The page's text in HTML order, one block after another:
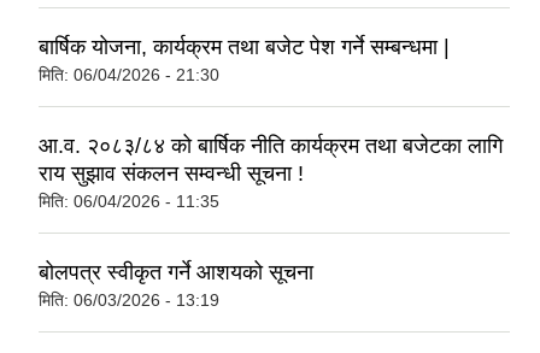
बार्षिक योजना, कार्यक्रम तथा बजेट पेश गर्ने सम्बन्धमा |
मिति: 06/04/2026 - 21:30
आ.व. २०८३/८४ को बार्षिक नीति कार्यक्रम तथा बजेटका लागि
राय सुझाव संकलन सम्वन्धी सूचना !
मिति: 06/04/2026 - 11:35
बोलपत्र स्वीकृत गर्ने आशयको सूचना
मिति: 06/03/2026 - 13:19